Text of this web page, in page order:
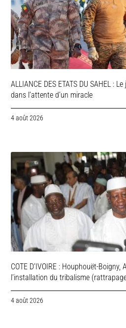
ALLIANCE DES ETATS DU SAHEL :
dans l’attente d’un miracle
4 août 2026
COTE D’IVOIRE : Houphouët-
l’installation du tribalisme
4 août 2026